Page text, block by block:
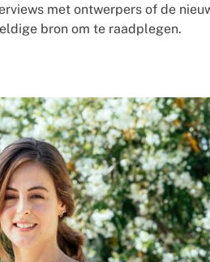
met ontwerpers of de
bron om te raadplegen.